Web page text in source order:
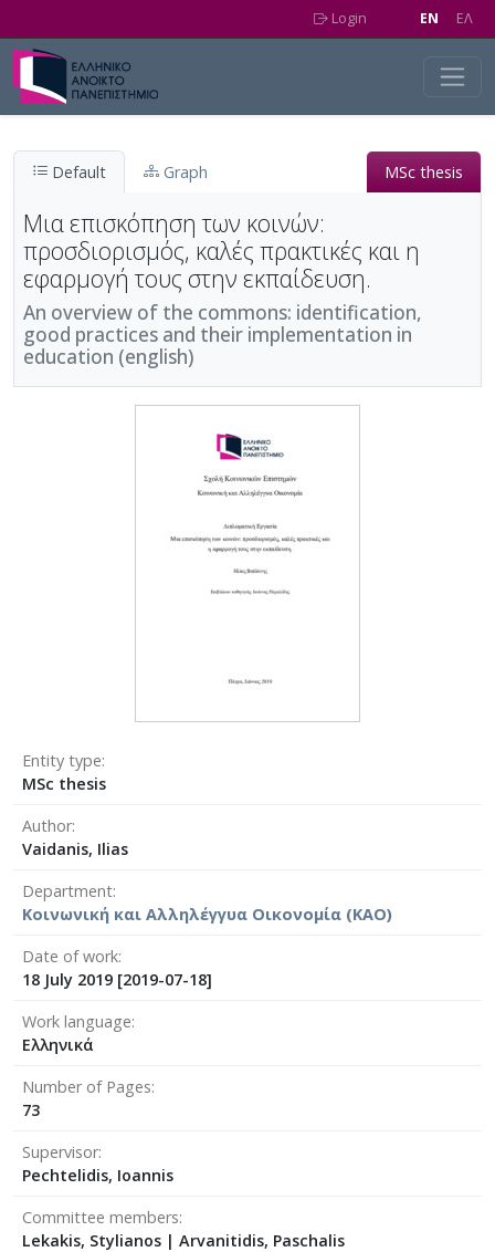
Login EN EΛ
Default Graph MSc thesis
Μια επισκόπηση των κοινών:
προσδιορισμός, καλές πρακτικές και η
εφαρμογή τους στην εκπαίδευση.
An overview of the commons: identification,
good practices and their implementation in
education (english)
Entity type
MSc thesis
Author
Vaidanis, Ilias
Department
Κοινωνική και Αλληλέγγυα Οικονομία (ΚΑΟ)
Date of work
18 July 2019 [2019-07-18]
Work language
Ελληνικά
Number of Pages
73
Supervisor
Pechtelidis, Ioannis
Committee members
Lekakis, Stylianos | Arvanitidis, Paschalis